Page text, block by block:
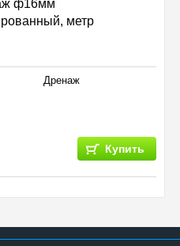
ф16мм
метр
Дренаж
Купить